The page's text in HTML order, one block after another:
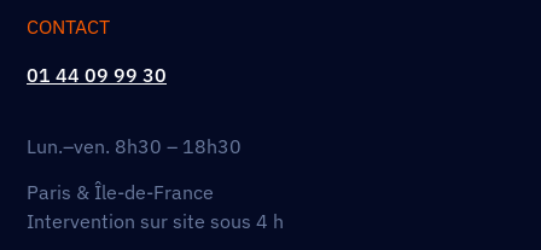
CONTACT
01 44 09 99 30
Lun.–ven. 8h30 – 18h30
Paris & Île-de-France
Intervention sur site sous 4 h